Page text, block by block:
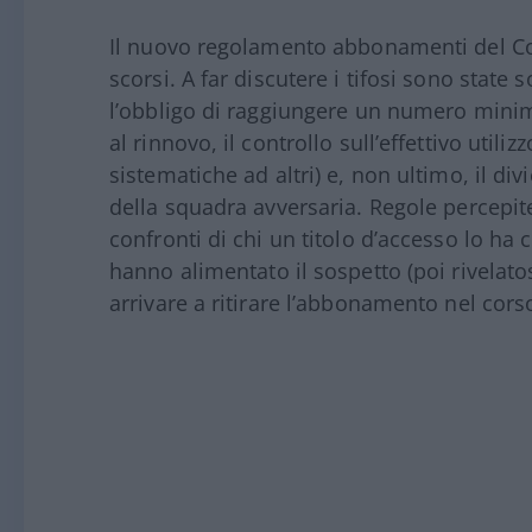
Il nuovo regolamento abbonamenti del
scorsi. A far discutere i tifosi sono state
l’obbligo di raggiungere un numero
al rinnovo, il controllo sull’effettivo
sistematiche ad altri) e, non ultimo, il
della squadra avversaria. Regole
confronti di chi un titolo d’accesso lo ha
hanno alimentato il sospetto (poi
arrivare a ritirare l’abbonamento nel